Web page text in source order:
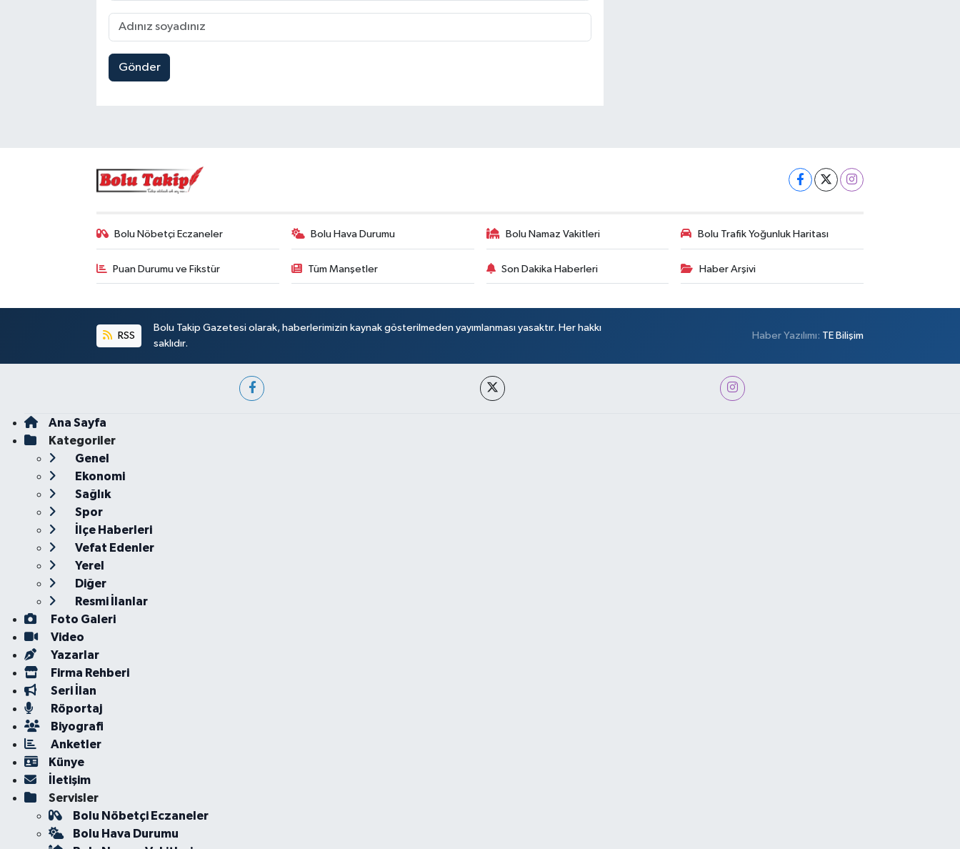
Gönder
Bolu Nöbetçi Eczaneler Bolu Hava Durumu Bolu Namaz Vakitleri Bolu Trafik Yoğunluk Haritası
Puan Durumu ve Fikstür Tüm Manşetler Son Dakika Haberleri Haber Arşivi
RSS
Bolu Takip Gazetesi olarak, haberlerimizin kaynak gösterilmeden yayımlanması yasaktır. Her hakkı
saklıdır.
Haber Yazılımı: TE Bilişim
Ana Sayfa
Kategoriler
Genel
Ekonomi
Sağlık
Spor
İlçe Haberleri
Vefat Edenler
Yerel
Diğer
Resmi İlanlar
Foto Galeri
Video
Yazarlar
Firma Rehberi
Seri İlan
Röportaj
Biyografi
Anketler
Künye
İletişim
Servisler
Bolu Nöbetçi Eczaneler
Bolu Hava Durumu